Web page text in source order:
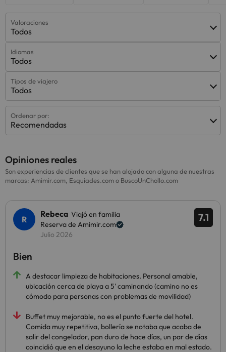
Valoraciones
Todos
Idiomas
Todos
Tipos de viajero
Todos
Ordenar por:
Recomendadas
Opiniones reales
Son experiencias de clientes que se han alojado con alguna de nuestras
marcas: Amimir.com, Esquiades.com o BuscoUnChollo.com
7.1
Rebeca Viajó en familia
Reserva de Amimir.com
Julio 2026
Bien
A destacar limpieza de habitaciones. Personal amable,
ubicación cerca de playa a 5' caminando (camino no es
cómodo para personas con problemas de movilidad)
Buffet muy mejorable, no es el punto fuerte del hotel.
Comida muy repetitiva, bollería se notaba que acaba de
salir del congelador, pan duro de hace días, un par de días
coincidió que en el desayuno la leche estaba en mal estado.